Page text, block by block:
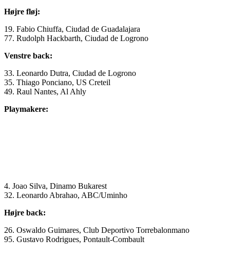
Højre fløj:
19. Fabio Chiuffa, Ciudad de Guadalajara
77. Rudolph Hackbarth, Ciudad de Logrono
Venstre back:
33. Leonardo Dutra, Ciudad de Logrono
35. Thiago Ponciano, US Creteil
49. Raul Nantes, Al Ahly
Playmakere:
4. Joao Silva, Dinamo Bukarest
32. Leonardo Abrahao, ABC/Uminho
Højre back:
26. Oswaldo Guimares, Club Deportivo Torrebalonmano
95. Gustavo Rodrigues, Pontault-Combault